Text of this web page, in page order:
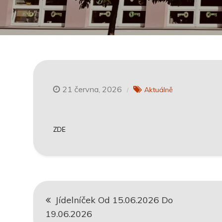
21 června, 2026 Aktuálně
ZDE
Navigace
Jídelníček Od 15.06.2026 Do
19.06.2026